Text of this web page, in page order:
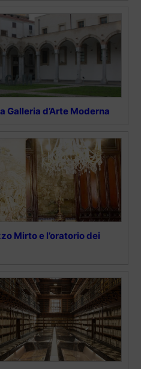
Galleria d’Arte Moderna
Mirto e l’oratorio dei